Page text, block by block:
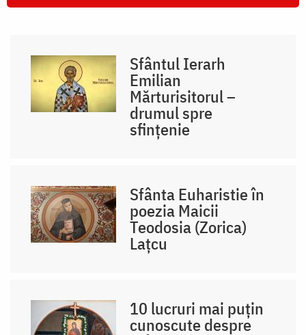
Sfântul Ierarh
Emilian
Mărturisitorul –
drumul spre
sfințenie
Sfânta Euharistie în
poezia Maicii
Teodosia (Zorica)
Lațcu
10 lucruri mai puțin
cunoscute despre